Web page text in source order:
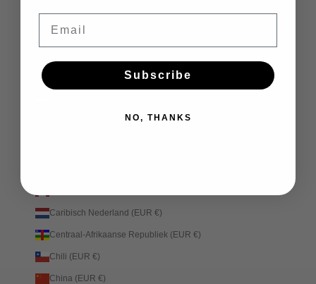
Brazilië (EUR €)
Britse Maagdeneilanden (EUR €)
Caribisch Nederland (EUR €)
Centraal-Afrikaanse Republiek (EUR €)
Chili (EUR €)
China (EUR €)
Subscribe
NO, THANKS